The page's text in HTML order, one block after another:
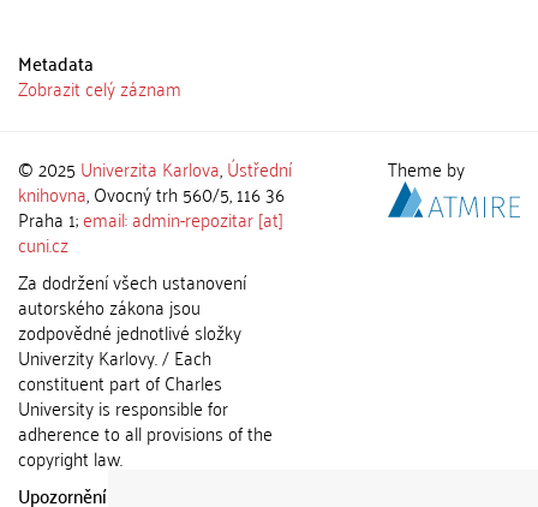
Metadata
Zobrazit celý záznam
© 2025 Univerzita Karlova,Ústřední
knihovna, Ovocný trh 560/5, 116 36
Praha 1;email: admin-repozitar [at]
cuni.cz
Za dodržení všech ustanovení
autorského zákona jsou
zodpovědné jednotlivé složky
Univerzity Karlovy. / Each
constituent part of Charles
University is responsible for
adherence to all provisions of the
copyright law.
Upozornění / Notice:
Theme by